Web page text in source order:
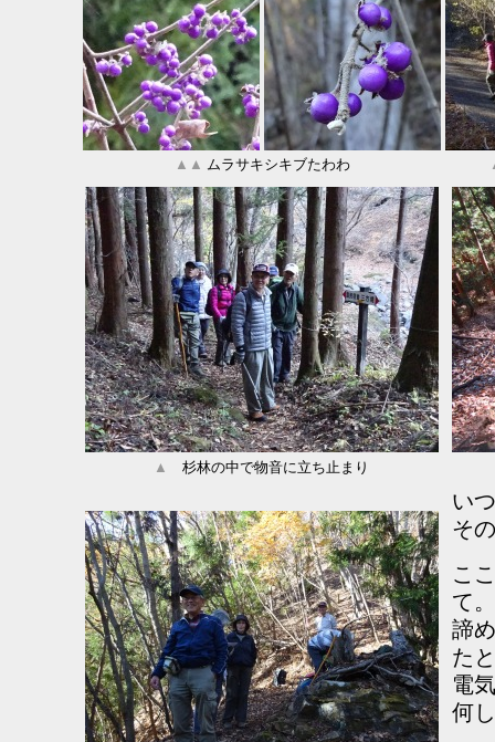
▲ ▲ ムラサキシキブたわわ
▲ 杉林の中で物音に立ち止まり
い
そ
こ
て。
諦
た
電
何